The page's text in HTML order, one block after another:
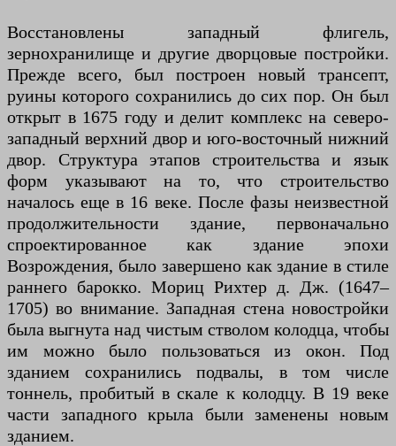
Восстановлены западный флигель,
зернохранилище и другие дворцовые постройки.
Прежде всего, был построен новый трансепт,
руины которого сохранились до сих пор. Он был
открыт в 1675 году и делит комплекс на северо-
западный верхний двор и юго-восточный нижний
двор. Структура этапов строительства и язык
форм указывают на то, что строительство
началось еще в 16 веке. После фазы неизвестной
продолжительности здание, первоначально
спроектированное как здание эпохи
Возрождения, было завершено как здание в стиле
раннего барокко. Мориц Рихтер д. Дж. (1647–
1705) во внимание. Западная стена новостройки
была выгнута над чистым стволом колодца, чтобы
им можно было пользоваться из окон. Под
зданием сохранились подвалы, в том числе
тоннель, пробитый в скале к колодцу. В 19 веке
части западного крыла были заменены новым
зданием.